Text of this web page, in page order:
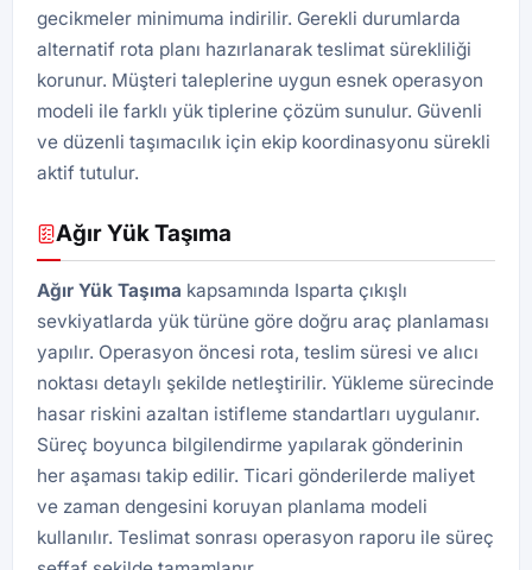
gecikmeler minimuma indirilir. Gerekli durumlarda
alternatif rota planı hazırlanarak teslimat sürekliliği
korunur. Müşteri taleplerine uygun esnek operasyon
modeli ile farklı yük tiplerine çözüm sunulur. Güvenli
ve düzenli taşımacılık için ekip koordinasyonu sürekli
aktif tutulur.
Ağır Yük Taşıma
Ağır Yük Taşıma kapsamında Isparta çıkışlı
sevkiyatlarda yük türüne göre doğru araç planlaması
yapılır. Operasyon öncesi rota, teslim süresi ve alıcı
noktası detaylı şekilde netleştirilir. Yükleme sürecinde
hasar riskini azaltan istifleme standartları uygulanır.
Süreç boyunca bilgilendirme yapılarak gönderinin
her aşaması takip edilir. Ticari gönderilerde maliyet
ve zaman dengesini koruyan planlama modeli
kullanılır. Teslimat sonrası operasyon raporu ile süreç